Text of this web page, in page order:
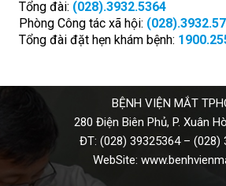
Tổng đài: (028).3932.5364
Phòng Công tác xã hội:
Tổng đài đặt hẹn khám bệnh:
BỆNH VIỆN MẮT
280 Điện Biên Phủ, P. Xuân
ĐT: (028) 39325364– (028)
WebSite: